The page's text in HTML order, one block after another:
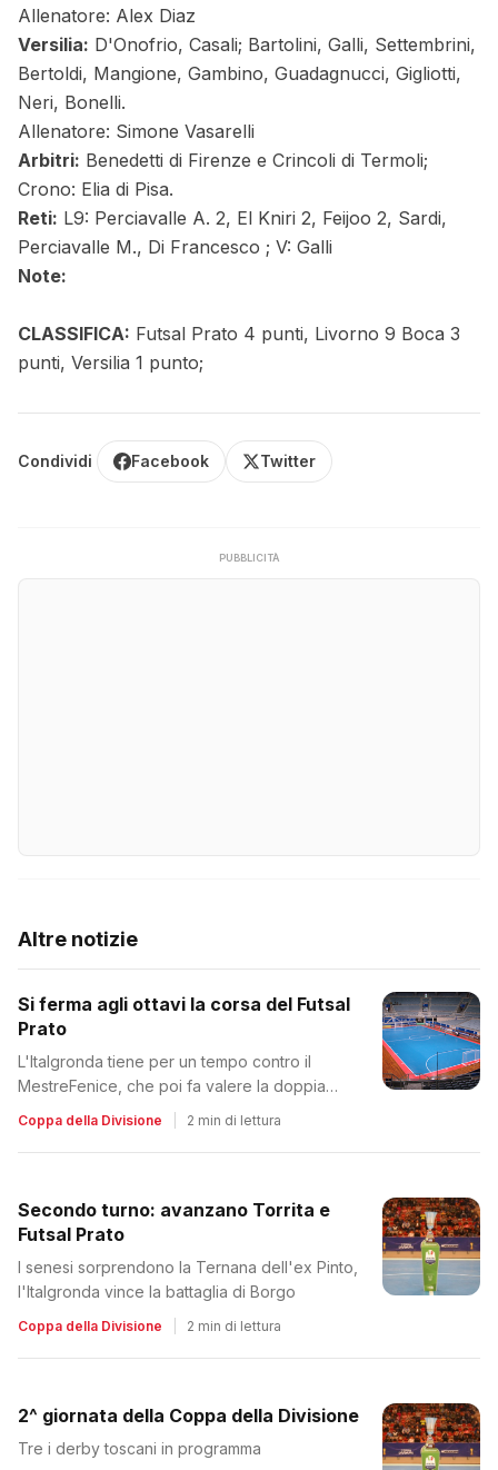
Allenatore: Alex Diaz
Versilia: D'Onofrio, Casali; Bartolini, Galli, Settembrini,
Bertoldi, Mangione, Gambino, Guadagnucci, Gigliotti,
Neri, Bonelli.
Allenatore: Simone Vasarelli
Arbitri: Benedetti di Firenze e Crincoli di Termoli;
Crono: Elia di Pisa.
Reti: L9: Perciavalle A. 2, El Kniri 2, Feijoo 2, Sardi,
Perciavalle M., Di Francesco ; V: Galli
Note:
CLASSIFICA: Futsal Prato 4 punti, Livorno 9 Boca 3
punti, Versilia 1 punto;
Condividi Facebook Twitter
PUBBLICITÀ
Altre notizie
Si ferma agli ottavi la corsa del Futsal
Prato
L'Italgronda tiene per un tempo contro il
MestreFenice, che poi fa valere la doppia
Coppa della Divisione 2 min di lettura
Secondo turno: avanzano Torrita e
Futsal Prato
I senesi sorprendono la Ternana dell'ex Pinto,
l'Italgronda vince la battaglia di Borgo
Coppa della Divisione 2 min di lettura
2^ giornata della Coppa della Divisione
Tre i derby toscani in programma